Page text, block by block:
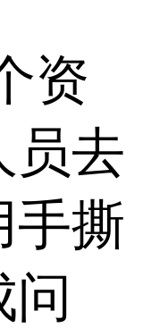
资
员去
手撕